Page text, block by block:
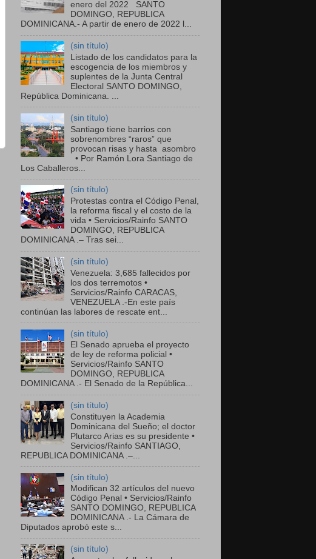
enero del 2022 SANTO
DOMINGO, REPUBLICA
DOMINICANA.- A partir de enero de 2022 l...
(sin título)
Listado de los candidatos para la
escogencia de los miembros y
suplentes de la Junta Central
Electoral SANTO DOMINGO,
República Dominicana. ...
(sin título)
Santiago tiene barrios con
sobrenombres “raros” que
provocan risas y hasta asombro
• Por Ramón Lora Santiago de
Los Caballeros...
(sin título)
Protestas contra el Código Penal,
la reforma fiscal y el costo de la
vida • Servicios/Rainfo SANTO
DOMINGO, REPUBLICA
DOMINICANA .– Tras sei...
(sin título)
Venezuela: 3,685 fallecidos por
los dos terremotos •
Servicios/Rainfo CARACAS,
VENEZUELA .-En este país
continúan las labores de rescate ent...
(sin título)
El Senado aprueba el proyecto
de ley de reforma policial •
Servicios/Rainfo SANTO
DOMINGO, REPUBLICA
DOMINICANA .- El Senado de la República...
(sin título)
Constituyen la Academia
Dominicana del Sueño; el doctor
Plutarco Arias es su presidente •
Servicios/Rainfo SANTIAGO,
REPUBLICA DOMINICANA .–...
(sin título)
Modifican 32 artículos del nuevo
Código Penal • Servicios/Rainfo
SANTO DOMINGO, REPUBLICA
DOMINICANA .- La Cámara de
Diputados aprobó este s...
(sin título)